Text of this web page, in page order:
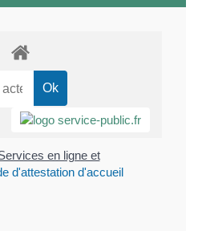
en ligne et
d'attestation d'accueil